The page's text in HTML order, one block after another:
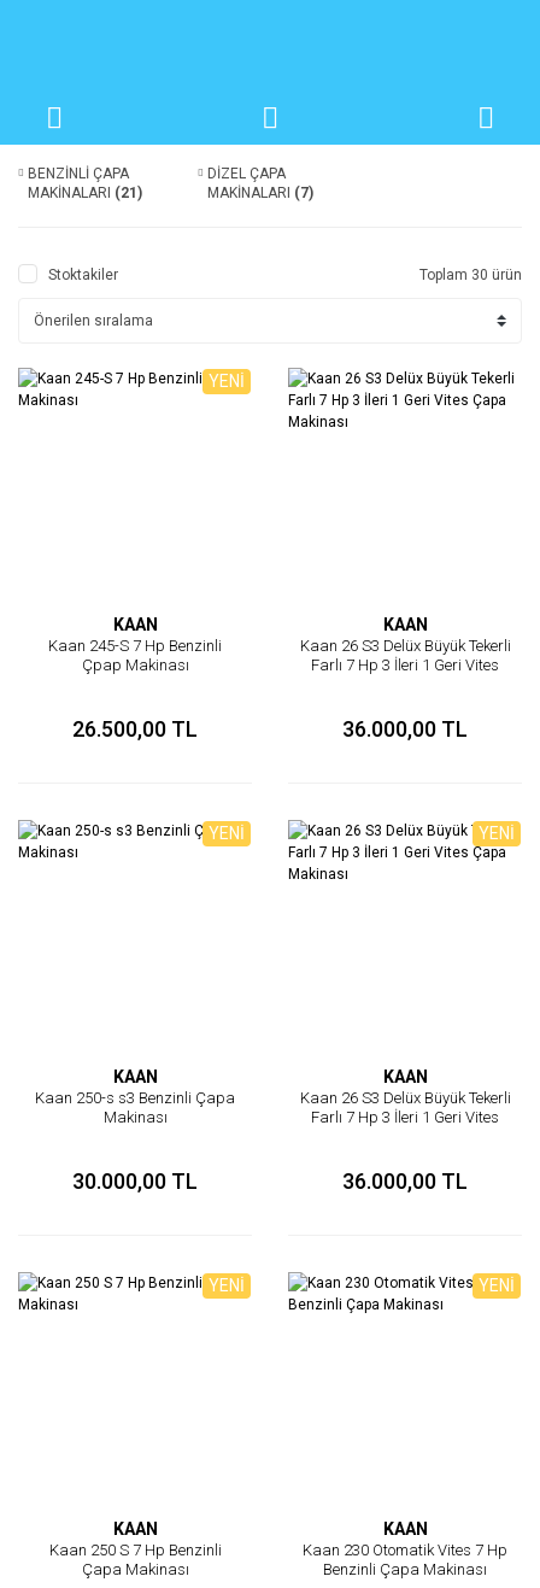
BENZİNLİ ÇAPA
MAKİNALARI (21)
DİZEL ÇAPA
MAKİNALARI (7)
Stoktakiler Toplam 30 ürün
YENİ
KAAN
Kaan 245-S 7 Hp Benzinli
Çpap Makinası
26.500,00 TL
KAAN
Kaan 26 S3 Delüx Büyük Tekerli
Farlı 7 Hp 3 İleri 1 Geri Vites
36.000,00 TL
YENİ
KAAN
Kaan 250-s s3 Benzinli Çapa
Makinası
30.000,00 TL
YENİ
KAAN
Kaan 26 S3 Delüx Büyük Tekerli
Farlı 7 Hp 3 İleri 1 Geri Vites
36.000,00 TL
YENİ
KAAN
Kaan 250 S 7 Hp Benzinli
Çapa Makinası
YENİ
KAAN
Kaan 230 Otomatik Vites 7 Hp
Benzinli Çapa Makinası